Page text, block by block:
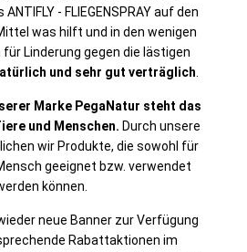
- FLIEGENSPRAY auf den
was hilft und in den wenigen
Linderung gegen die lästigen
und sehr gut verträglich
Marke PegaNatur steht das
und Menschen. Durch unsere
wir Produkte, die sowohl für
geeignet bzw. verwendet
können.
neue Banner zur Verfügung
Rabattaktionen im